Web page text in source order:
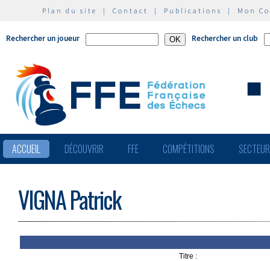
Plan du site | Contact | Publications | Mon
Rechercher un joueur Rechercher un club
ACCUEIL DÉCOUVRIR FFE COMPÉTITIONS
VIGNA Patrick
Titre :